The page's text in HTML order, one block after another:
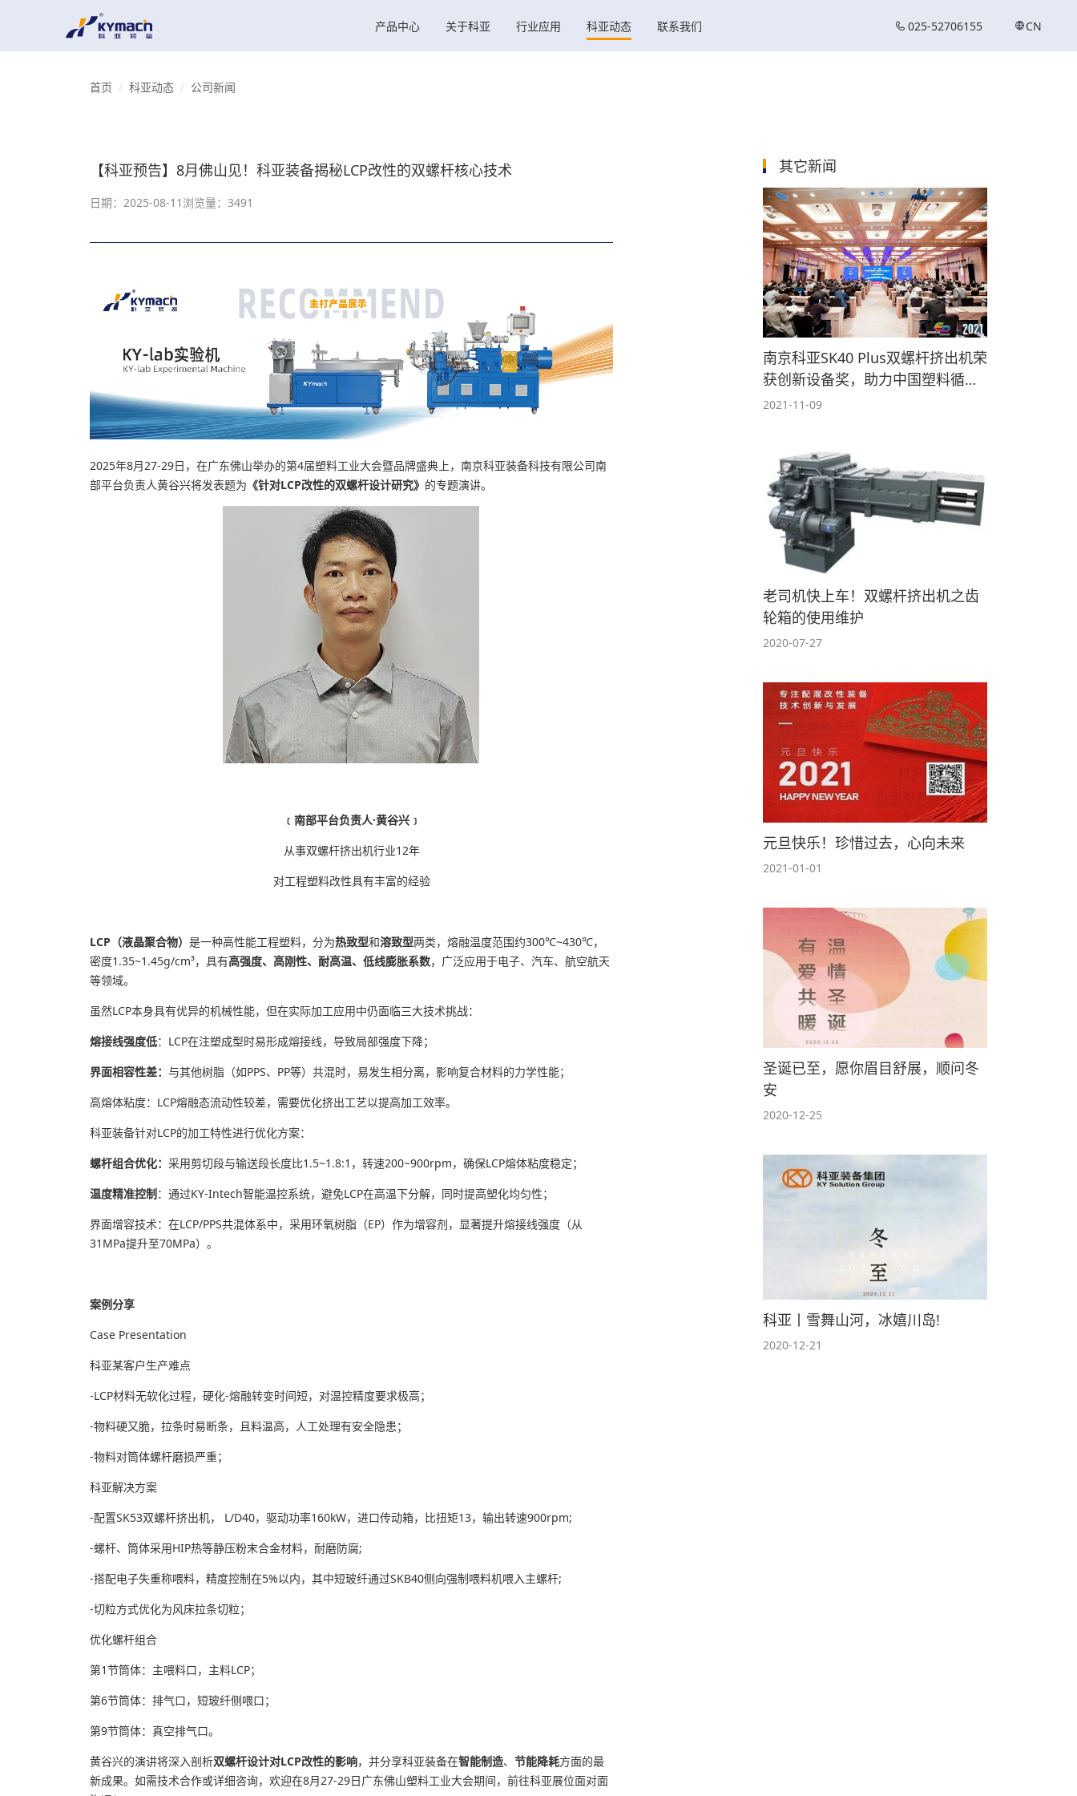
产品中心 关于科亚 行业应用 科亚动态 联系我们 025-52706155 CN
首页 科亚动态 公司新闻
【科亚预告】8月佛山见！科亚装备揭秘LCP改性的双螺杆核心技术
日期：2025-08-11 浏览量：3491
2025年8月27-29日，在广东佛山举办的第4届塑料工业大会暨品牌盛典上，南京科亚装备科技有限公司南
部平台负责人黄谷兴将发表题为 《针对LCP改性的双螺杆设计研究》 的专题演讲。
﹝南部平台负责人·黄谷兴﹞
从事双螺杆挤出机行业12年
对工程塑料改性具有丰富的经验
LCP（液晶聚合物） 是一种高性能工程塑料，分为热致型和溶致型两类，熔融温度范围约300℃~430℃，
密度1.35~1.45g/cm³，具有高强度、高刚性、耐高温、低线膨胀系数，广泛应用于电子、汽车、航空航天
等领域。
虽然LCP本身具有优异的机械性能，但在实际加工应用中仍面临三大技术挑战：
熔接线强度低：LCP在注塑成型时易形成熔接线，导致局部强度下降；
界面相容性差： 与其他树脂（如PPS、PP等）共混时，易发生相分离，影响复合材料的力学性能；
高熔体粘度：LCP熔融态流动性较差，需要优化挤出工艺以提高加工效率。
科亚装备针对LCP的加工特性进行优化方案：
螺杆组合优化： 采用剪切段与输送段长度比1.5~1.8:1，转速200~900rpm，确保LCP熔体粘度稳定；
温度精准控制 ：通过KY-Intech智能温控系统，避免LCP在高温下分解，同时提高塑化均匀性；
界面增容技术：在LCP/PPS共混体系中，采用环氧树脂（EP）作为增容剂，显著提升熔接线强度（从
31MPa提升至70MPa）。
案例分享
Case Presentation
科亚某客户生产难点
-LCP材料无软化过程，硬化-熔融转变时间短，对温控精度要求极高；
-物料硬又脆，拉条时易断条，且料温高，人工处理有安全隐患；
-物料对筒体螺杆磨损严重；
科亚解决方案
-配置SK53双螺杆挤出机， L/D40，驱动功率160kW，进口传动箱，比扭矩13，输出转速900rpm;
-螺杆、筒体采用HIP热等静压粉末合金材料，耐磨防腐;
-搭配电子失重称喂料，精度控制在5%以内，其中短玻纤通过SKB40侧向强制喂料机喂入主螺杆;
-切粒方式优化为风床拉条切粒；
优化螺杆组合
第1节筒体：主喂料口，主料LCP；
第6节筒体：排气口，短玻纤侧喂口；
第9节筒体：真空排气口。
黄谷兴的演讲将深入剖析双螺杆设计对LCP改性的影响，并分享科亚装备在智能制造、 节能降耗方面的最
新成果。如需技术合作或详细咨询，欢迎在8月27-29日广东佛山塑料工业大会期间，前往科亚展位面对面
其它新闻
南京科亚SK40 Plus双螺杆挤出机荣
获创新设备奖，助力中国塑料循环
经济走向世界！
2021-11-09
老司机快上车！双螺杆挤出机之齿
轮箱的使用维护
2020-07-27
元旦快乐！珍惜过去，心向未来
2021-01-01
圣诞已至，愿你眉目舒展，顺问冬
安
2020-12-25
科亚丨雪舞山河，冰嬉川岛!
2020-12-21